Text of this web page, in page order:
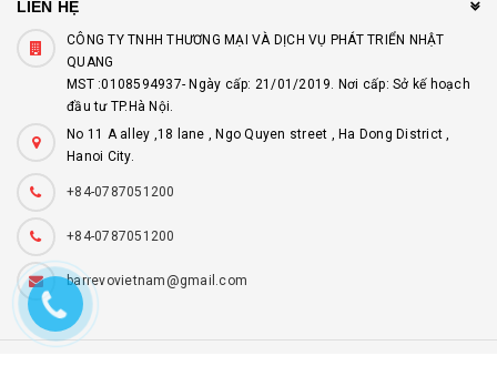
LIÊN HỆ
CÔNG TY TNHH THƯƠNG MẠI VÀ DỊCH VỤ PHÁT TRIỂN NHẬT
QUANG
MST :0108594937- Ngày cấp: 21/01/2019. Nơi cấp: Sở kế hoạch
đầu tư TP.Hà Nội.
No 11 A alley ,18 lane , Ngo Quyen street , Ha Dong District ,
Hanoi City.
+84-0787051200
+84-0787051200
barrevovietnam@gmail.com